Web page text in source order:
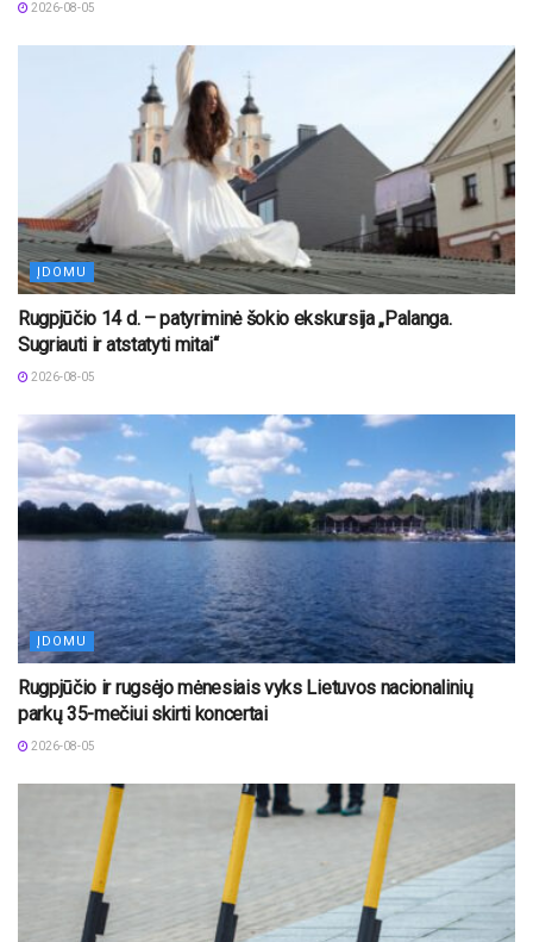
2026-08-05
ĮDOMU
Rugpjūčio 14 d. – patyriminė šokio ekskursija „Palanga.
Sugriauti ir atstatyti mitai“
2026-08-05
ĮDOMU
Rugpjūčio ir rugsėjo mėnesiais vyks Lietuvos nacionalinių
parkų 35-mečiui skirti koncertai
2026-08-05